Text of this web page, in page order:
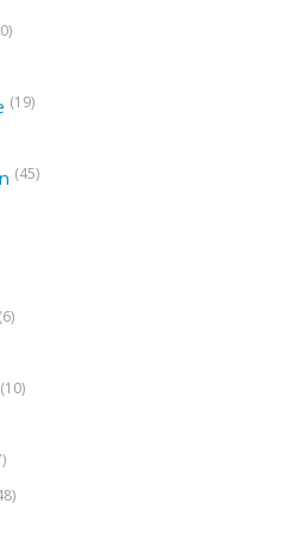
(19)
(45)
(10)